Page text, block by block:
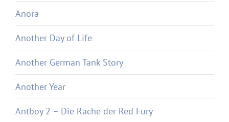
Anora
Another Day of Life
Another German Tank Story
Another Year
Antboy 2 – Die Rache der Red Fury